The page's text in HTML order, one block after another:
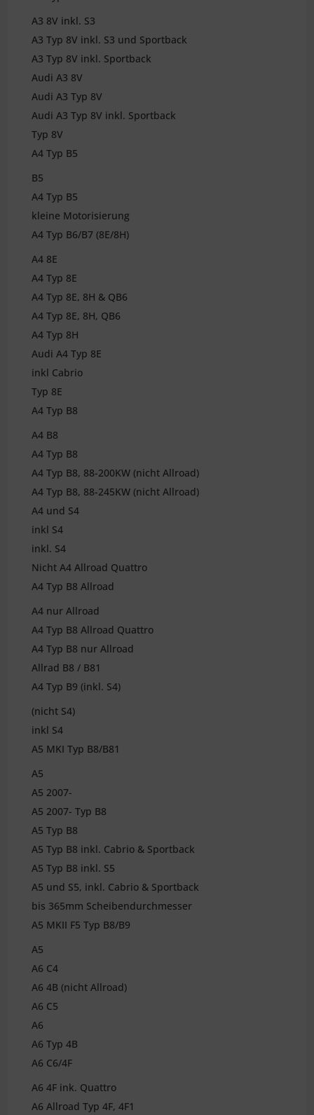
A3 8V inkl. S3
A3 Typ 8V inkl. S3 und Sportback
A3 Typ 8V inkl. Sportback
Audi A3 8V
Audi A3 Typ 8V
Audi A3 Typ 8V inkl. Sportback
Typ 8V
A4 Typ B5
B5
A4 Typ B5
kleine Motorisierung
A4 Typ B6/B7 (8E/8H)
A4 8E
A4 Typ 8E
A4 Typ 8E, 8H & QB6
A4 Typ 8E, 8H, QB6
A4 Typ 8H
Audi A4 Typ 8E
inkl Cabrio
Typ 8E
A4 Typ B8
A4 B8
A4 Typ B8
A4 Typ B8, 88-200KW (nicht Allroad)
A4 Typ B8, 88-245KW (nicht Allroad)
A4 und S4
inkl S4
inkl. S4
Nicht A4 Allroad Quattro
A4 Typ B8 Allroad
A4 nur Allroad
A4 Typ B8 Allroad Quattro
A4 Typ B8 nur Allroad
Allrad B8 / B81
A4 Typ B9 (inkl. S4)
(nicht S4)
inkl S4
A5 MKI Typ B8/B81
A5
A5 2007-
A5 2007- Typ B8
A5 Typ B8
A5 Typ B8 inkl. Cabrio & Sportback
A5 Typ B8 inkl. S5
A5 und S5, inkl. Cabrio & Sportback
bis 365mm Scheibendurchmesser
A5 MKII F5 Typ B8/B9
A5
A6 C4
A6 4B (nicht Allroad)
A6 C5
A6
A6 Typ 4B
A6 C6/4F
A6 4F ink. Quattro
A6 Allroad Typ 4F, 4F1